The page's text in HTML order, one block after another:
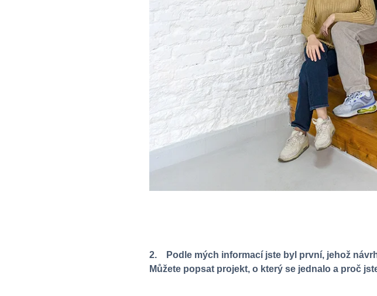
2. Podle mých informací jste byl první, jehož
Můžete popsat projekt, o který se jednalo a proč